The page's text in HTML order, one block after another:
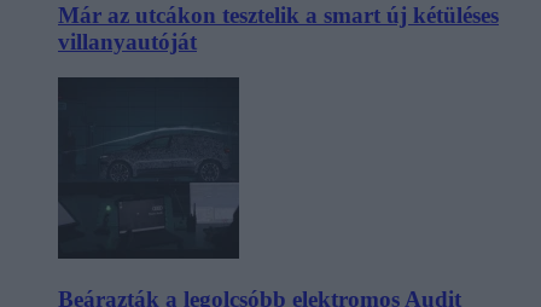
Már az utcákon tesztelik a smart új kétüléses
villanyautóját
Beárazták a legolcsóbb elektromos Audit